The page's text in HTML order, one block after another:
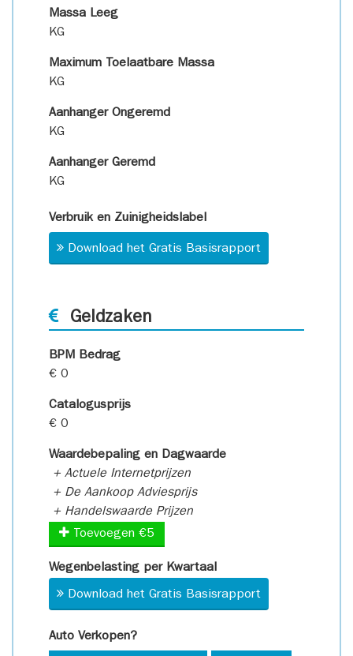
Massa Leeg
KG
Maximum Toelaatbare Massa
KG
Aanhanger Ongeremd
KG
Aanhanger Geremd
KG
Verbruik en Zuinigheidslabel
Download het Gratis Basisrapport
Geldzaken
BPM Bedrag
€ 0
Catalogusprijs
€ 0
Waardebepaling en Dagwaarde
+ Actuele Internetprijzen
+ De Aankoop Adviesprijs
+ Handelswaarde Prijzen
Toevoegen €5
Wegenbelasting per Kwartaal
Download het Gratis Basisrapport
Auto Verkopen?